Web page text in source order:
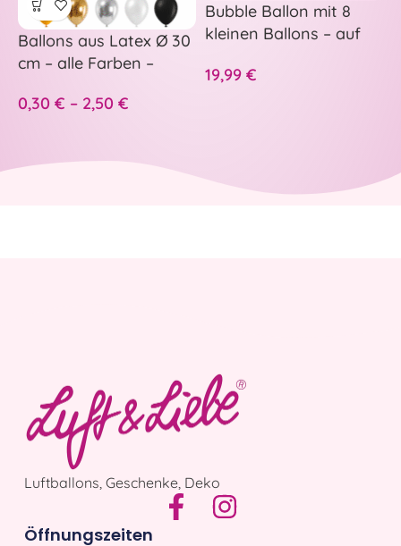
Ballons aus Latex Ø 30
cm – alle Farben –
0,30 € – 2,50 €
Bubble Ballon mit 8
kleinen Ballons – auf
19,99 €
Luftballons, Geschenke, Deko
Öffnungszeiten